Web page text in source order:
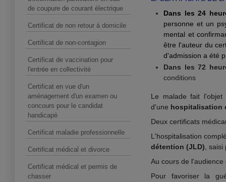
de coupure de courant électrique
Certificat de non retour à domicile
Certificat de non-contagion
Certificat de vaccination pour
l'entrée en collectivité
Certificat en vue d'un
aménagement d'un examen ou
concours pour le candidat
handicapé
Certificat maladie professionnelle
Certificat médical et divorce
Certificat médical et permis de
chasser
Dans les 24
personne et un
mental et
être l'auteur du
d'admission a été
Dans les 72
conditions
Le malade fait
d'une hospitalisation
Deux certificats
L'hospitalisation
détention (JLD) ,
Au cours de
Pour favoriser la